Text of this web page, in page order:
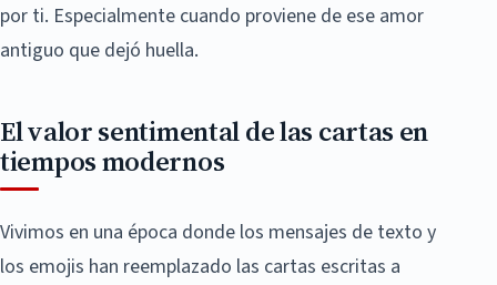
por ti. Especialmente cuando proviene de ese amor
antiguo que dejó huella.
El valor sentimental de las cartas en
tiempos modernos
Vivimos en una época donde los mensajes de texto y
los emojis han reemplazado las cartas escritas a